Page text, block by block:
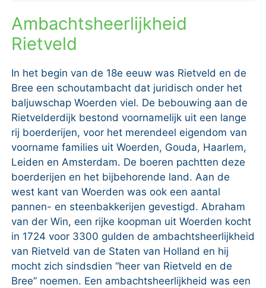
Ambachtsheerlijkheid
Rietveld
In het begin van de 18e eeuw was Rietveld en de
Bree een schoutambacht dat juridisch onder het
baljuwschap Woerden viel. De bebouwing aan de
Rietvelderdijk bestond voornamelijk uit een lange
rij boerderijen, voor het merendeel eigendom van
voorname families uit Woerden, Gouda, Haarlem,
Leiden en Amsterdam. De boeren pachtten deze
boerderijen en het bijbehorende land. Aan de
west kant van Woerden was ook een aantal
pannen- en steenbakkerijen gevestigd. Abraham
van der Win, een rijke koopman uit Woerden kocht
in 1724 voor 3300 gulden de ambachtsheerlijkheid
van Rietveld van de Staten van Holland en hij
mocht zich sindsdien “heer van Rietveld en de
Bree” noemen. Een ambachtsheerlijkheid was een